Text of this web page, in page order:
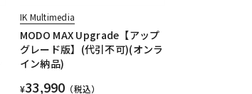
IK Multimedia
MODO MAX Upgrade【アップ
グレード版】(代引不可)(オンラ
イン納品)
¥33,990 （税込）